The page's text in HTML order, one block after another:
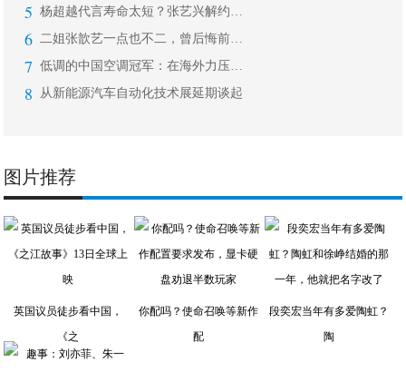
5 杨超越代言寿命太短？张艺兴解约杨天真
6 二姐张歆艺一点也不二，曾后悔前段婚姻
7 低调的中国空调冠军：在海外力压格力美
8 从新能源汽车自动化技术展延期谈起
图片推荐
英国议员徒步看中国，
《之
你配吗？使命召唤等新作
配
段奕宏当年有多爱陶虹？
陶